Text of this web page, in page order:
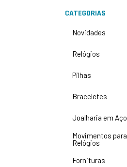
CATEGORIAS
Novidades
Relógios
Pilhas
Braceletes
Joalharia em Aço
Movimentos para
Relógios
Fornituras